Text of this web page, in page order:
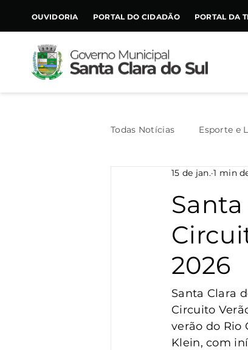
CONTEÚDO
OUVIDORIA PORTAL DO CIDADÃO PORTAL DA
Todas Notícias Esporte e
Assistência Social
Agricultura Trânsito
Vigilância Turismo
2026
15 de jan. 1 min
Santa Clara
Circuito
verão do Rio
Klein, com